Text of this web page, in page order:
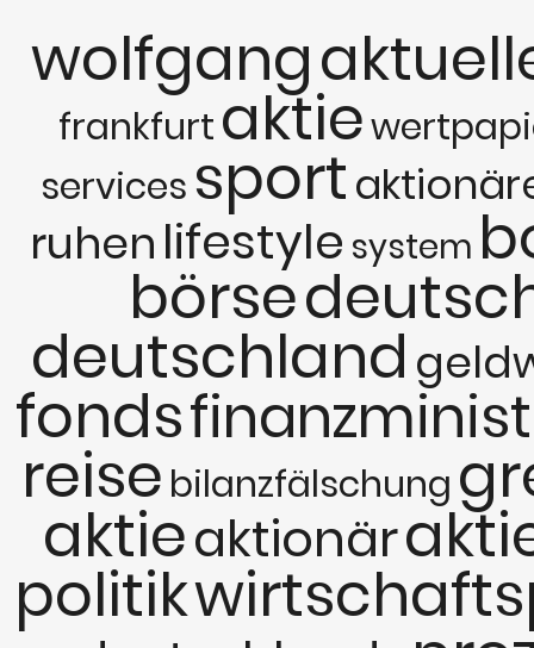
wolfgang
frankfurtaktie
servicessport
ruhenlifestyle system
börse
deutschland
fonds
reise bilanzfälschung
aktieaktionär
politik